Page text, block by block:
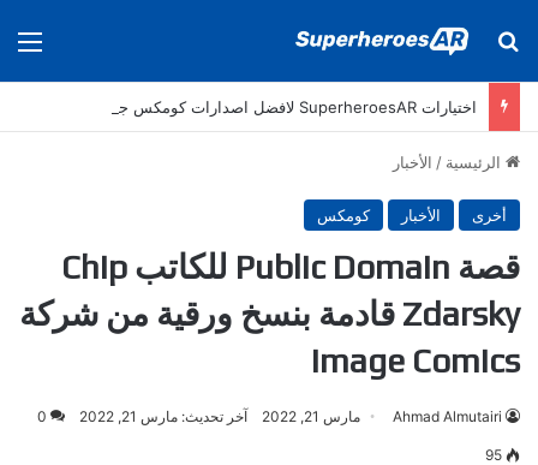
بحث عن
الرئيسية / الأخبار
أخرى الأخبار كومكس
قصة Public Domain للكاتب Chip
Zdarsky قادمة بنسخ ورقية من شركة
Image Comics
Ahmad Almutairi مارس 21, 2022 آخر تحديث: مارس 21, 2022 0
95